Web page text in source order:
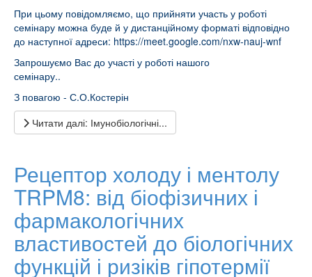
При цьому повідомляємо, що прийняти участь у роботі
семінару можна буде й у дистанційному форматі відповідно
до наступної адреси: https://meet.google.com/nxw-nauj-wnf
Запрошуємо Вас до участі у роботі нашого
семінару..
З повагою - С.О.Костерін
Читати далі: Імунобіологічні...
Рецептор холоду і ментолу
TRPM8: від біофізичних і
фармакологічних
властивостей до біологічних
функцій і ризіків гіпотермії